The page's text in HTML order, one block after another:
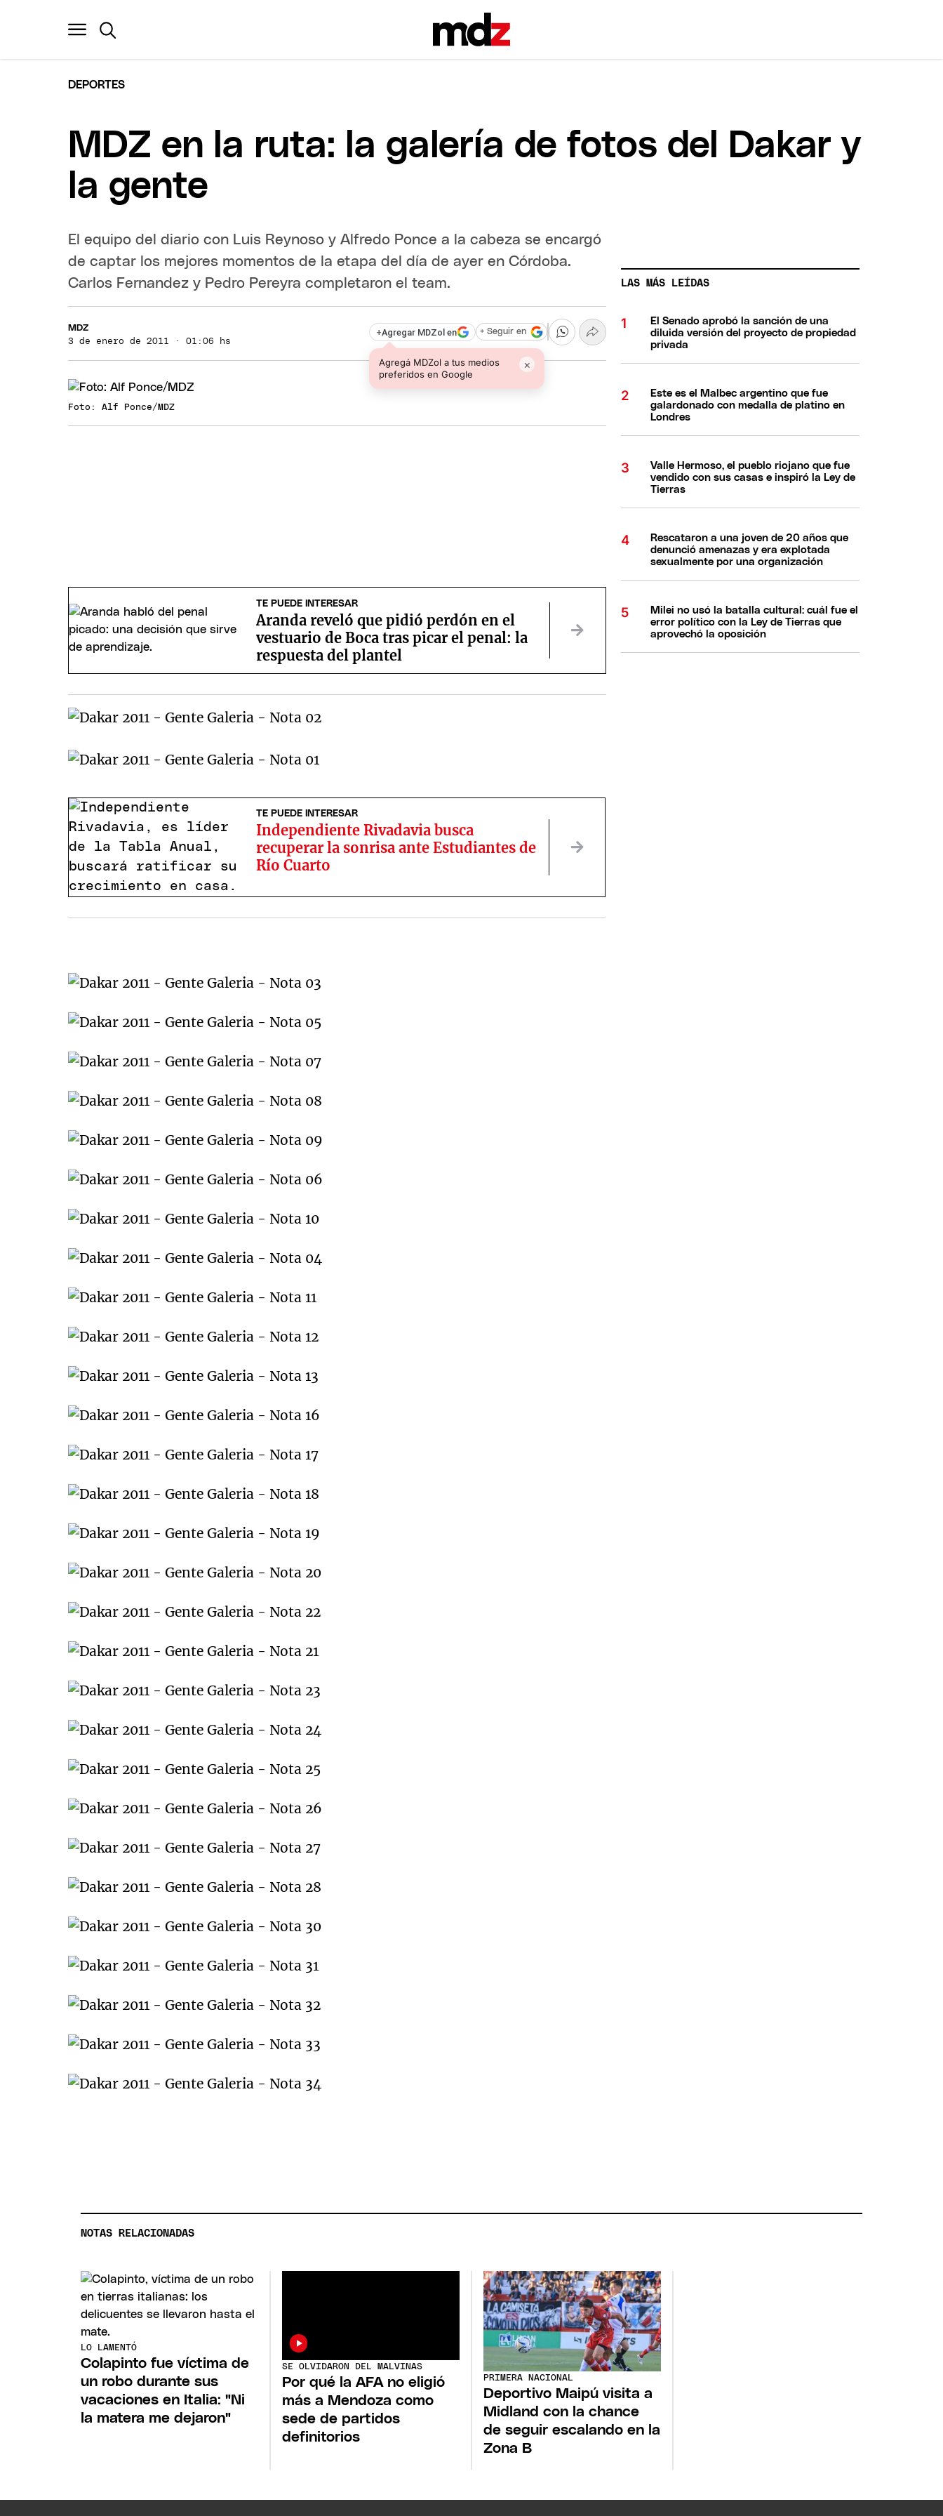
DEPORTES
MDZ en la ruta: la galería de fotos del Dakar y
la gente
El equipo del diario con Luis Reynoso y Alfredo Ponce a la cabeza se encargó
de captar los mejores momentos de la etapa del día de ayer en Córdoba.
Carlos Fernandez y Pedro Pereyra completaron el team.
MDZ
3 de enero de 2011 · 01:06 hs
+Agregar MDZol en
Agregá MDZol a tus medios
preferidos en Google
×
+ Seguir en
Foto: Alf Ponce/MDZ
TE PUEDE INTERESAR
Aranda reveló que pidió perdón en el
vestuario de Boca tras picar el penal: la
respuesta del plantel
TE PUEDE INTERESAR
Independiente Rivadavia busca
recuperar la sonrisa ante Estudiantes de
Río Cuarto
LAS MÁS LEÍDAS
El Senado aprobó la sanción de una
diluida versión del proyecto de propiedad
privada
Este es el Malbec argentino que fue
galardonado con medalla de platino en
Londres
Valle Hermoso, el pueblo riojano que fue
vendido con sus casas e inspiró la Ley de
Tierras
Rescataron a una joven de 20 años que
denunció amenazas y era explotada
sexualmente por una organización
Milei no usó la batalla cultural: cuál fue el
error político con la Ley de Tierras que
aprovechó la oposición
NOTAS RELACIONADAS
LO LAMENTÓ
Colapinto fue víctima de
un robo durante sus
vacaciones en Italia: "Ni
la matera me dejaron"
SE OLVIDARON DEL MALVINAS
Por qué la AFA no eligió
más a Mendoza como
sede de partidos
PRIMERA NACIONAL
Deportivo Maipú visita a
Midland con la chance
de seguir escalando en la
Zona B